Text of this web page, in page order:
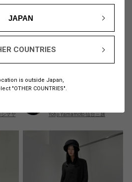
JAPAN
COUNTRIES
is outside Japan,
"OTHER COUNTRIES".
シマヤ Yohji Yamamoto 仙台三越